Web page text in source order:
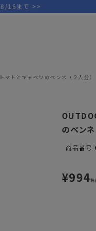
キャデ
クラブ
8/16まで >>
トとキャベツのペンネ（２人分）
のペンネ
商品番号
¥994税